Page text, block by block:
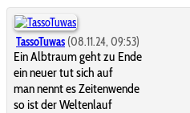
TassoTuwas (08.11.24, 09:53)
Ein Albtraum geht zu Ende
ein neuer tut sich auf
man nennt es Zeitenwende
so ist der Weltenlauf